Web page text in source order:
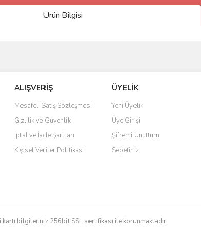
Ürün Bilgisi
ALIŞVERİŞ
Mesafeli Satış Sözleşmesi
Gizlilik ve Güvenlik
İptal ve İade Şartları
Kişisel Veriler Politikası
ÜYELİK
Yeni Üyelik
Üye Girişi
Şifremi Unuttum
Sepetiniz
kartı bilgileriniz 256bit SSL sertifikası ile korunmaktadır.